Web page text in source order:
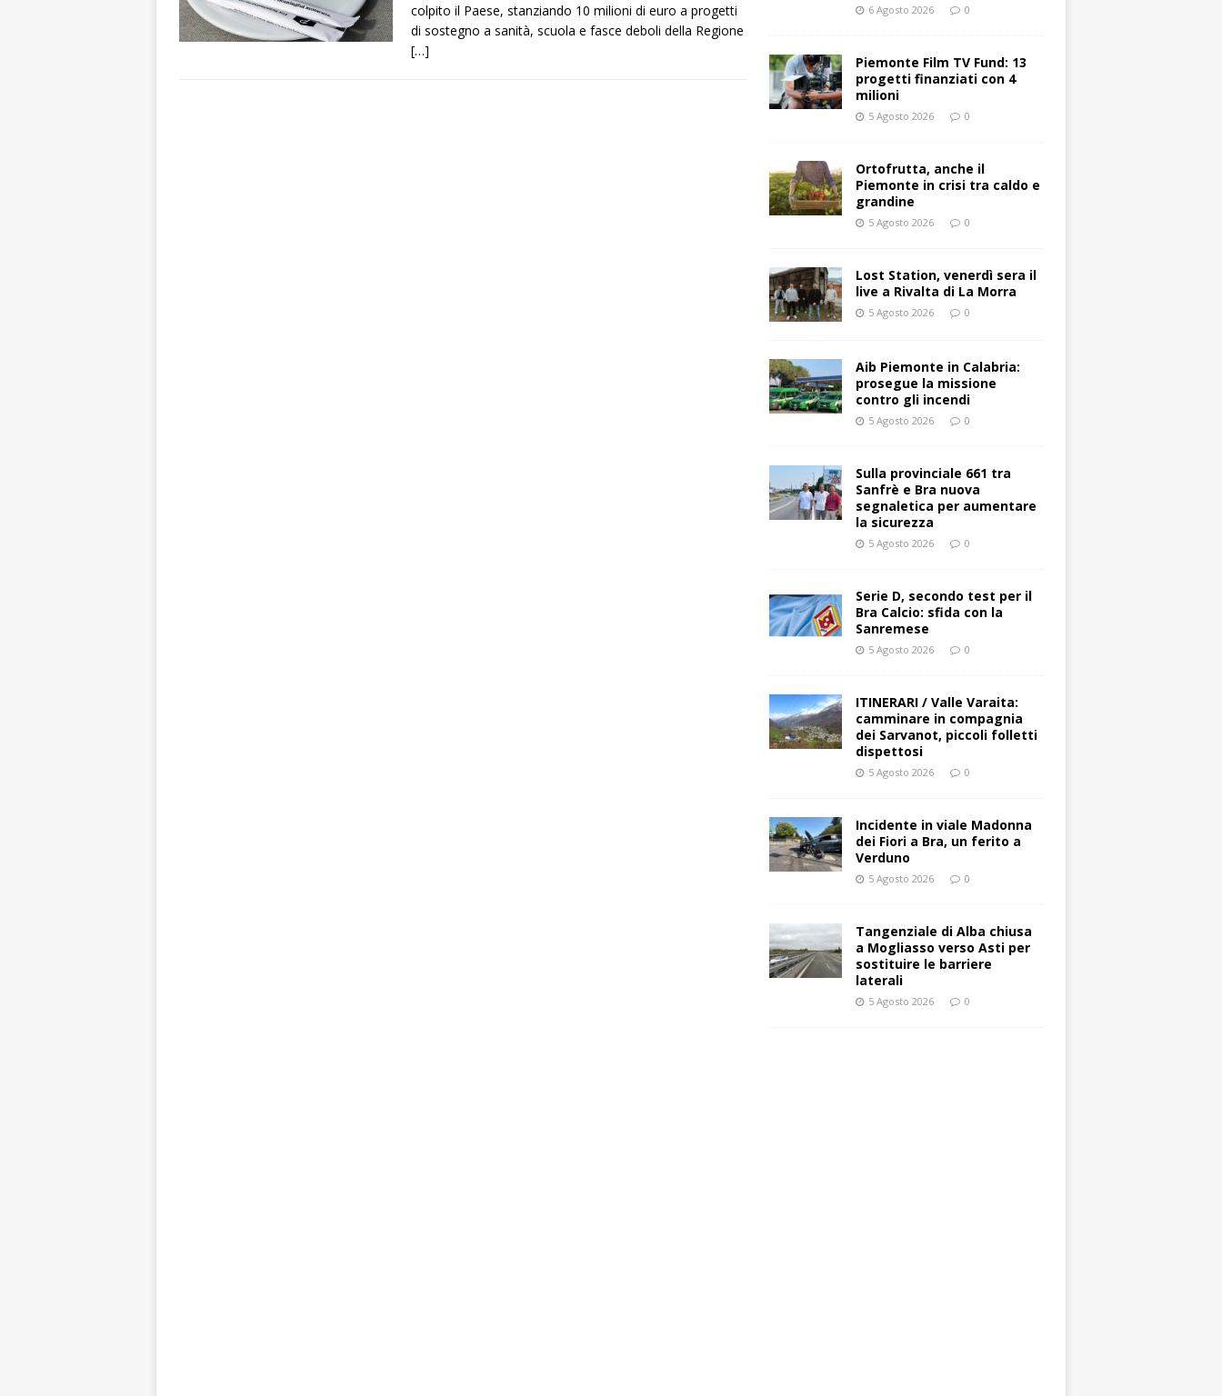
colpito il Paese, stanziando 10 milioni di euro a progetti
di sostegno a sanità, scuola e fasce deboli della Regione
[…]
6 Agosto 2026 0
Piemonte Film TV Fund: 13
progetti finanziati con 4
milioni
5 Agosto 2026 0
Ortofrutta, anche il
Piemonte in crisi tra caldo e
grandine
5 Agosto 2026 0
Lost Station, venerdì sera il
live a Rivalta di La Morra
5 Agosto 2026 0
Aib Piemonte in Calabria:
prosegue la missione
contro gli incendi
5 Agosto 2026 0
Sulla provinciale 661 tra
Sanfrè e Bra nuova
segnaletica per aumentare
la sicurezza
5 Agosto 2026 0
Serie D, secondo test per il
Bra Calcio: sfida con la
Sanremese
5 Agosto 2026 0
ITINERARI / Valle Varaita:
camminare in compagnia
dei Sarvanot, piccoli folletti
dispettosi
5 Agosto 2026 0
Incidente in viale Madonna
dei Fiori a Bra, un ferito a
Verduno
5 Agosto 2026 0
Tangenziale di Alba chiusa
a Mogliasso verso Asti per
sostituire le barriere
laterali
5 Agosto 2026 0